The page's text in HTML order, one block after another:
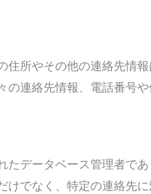
住所やその他の連絡先情
の連絡先情報、電話番号
たデータベース管理者で
けでなく、特定の連絡先